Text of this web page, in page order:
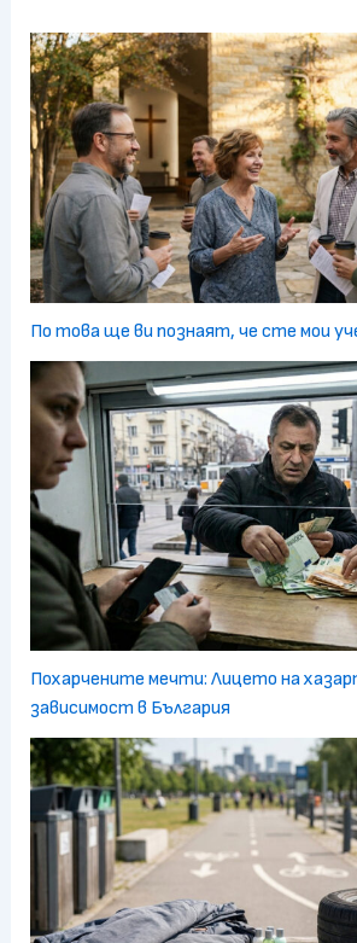
По това ще ви познаят, че сте мои
Похарчените мечти: Лицето на
зависимост в България